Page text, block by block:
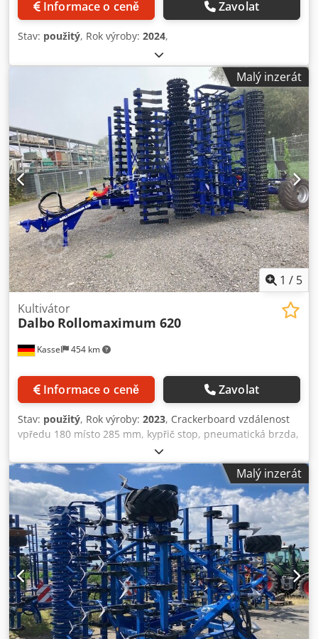
Informace o ceně Zavolat
Stav: použitý, Rok výroby: 2024,
Malý inzerát
1 / 5
Kassel 454 km
Kultivátor
Dalbo Rollomaximum 620
Informace o ceně Zavolat
Stav: použitý, Rok výroby: 2023, Crackerboard vzdálenost
vpředu 180 místo 285 mm, kypřič stop, pneumatická brzda,
hřídel / pro zadní válec / Dedpfx Ajr Ty Nzopqowa
Malý inzerát